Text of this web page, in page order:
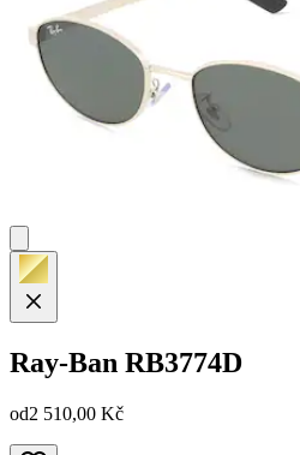
Ray-Ban RB3774D
od2 510,00 Kč